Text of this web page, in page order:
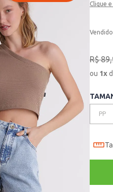
Clique
R$ 89,
ou 1x
PP